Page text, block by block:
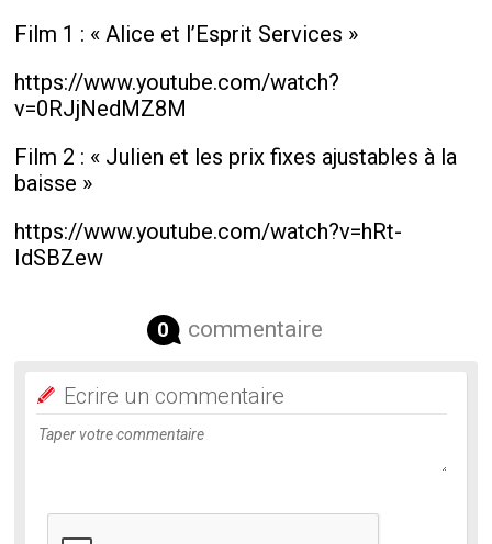
Film 1 : « Alice et l’Esprit Services »
https://www.youtube.com/watch?
v=0RJjNedMZ8M
Film 2 : « Julien et les prix fixes ajustables à la
baisse »
https://www.youtube.com/watch?v=hRt-
IdSBZew
0 commentaire
Ecrire un commentaire